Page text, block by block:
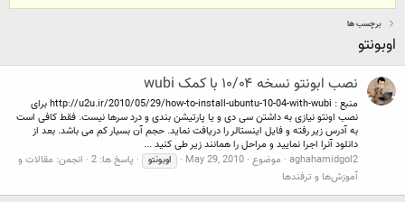
برچسب ها
اوبونتو
نصب ابونتو نسخه ۱۰/۰۴ با کمک wubi
منبع : http://u2u.ir/2010/05/29/how-to-install-ubuntu-10-04-with-wubi برای
نصب اونتو نیازی به داشتن سی دی و یا پارتیشن بندی و درد سرها نیست. فقط کافی است
به آدرس زیر رفته و فایل اینستالر را دریافت نماید. حجم آن بسیار کم می باشد. بعد از
دانلود آنرا اجرا نمایید و مراحل را همانند زیر طی کنید ...
aghahamidgol2 موضوع May 29, 2010 اوبونتو پاسخ ها: 2 انجمن: مقالات و
آموزش‌ها و ترفندها